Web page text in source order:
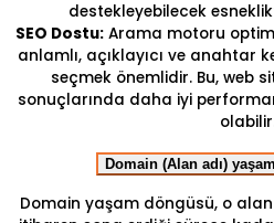
destekleyebilecek
SEO Dostu:Arama motoru
anlamlı, açıklayıcı ve anahtar
seçmek önemlidir. Bu, web
sonuçlarında daha iyi
Domain (Alan adı)
Domain yaşam döngüsü, o